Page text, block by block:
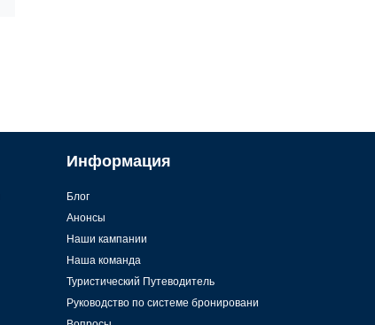
Информация
Блог
Анонсы
Наши кампании
Наша команда
Туристический Путеводитель
Руководство по системе бронировани